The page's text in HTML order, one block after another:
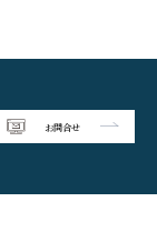
お問合せ